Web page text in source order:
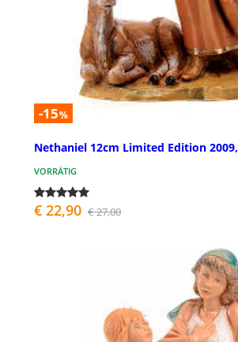
-15%
Nethaniel 12cm Limited Edition
VORRÄTIG
€ 22,90 € 27,00